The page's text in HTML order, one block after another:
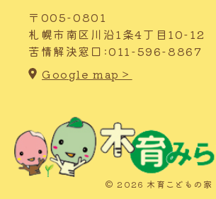
〒005-0801
札幌市南区川沿1条4丁目10-12
苦情解決窓口:011-596-8867
Google map＞
© 2026 木育こどもの家